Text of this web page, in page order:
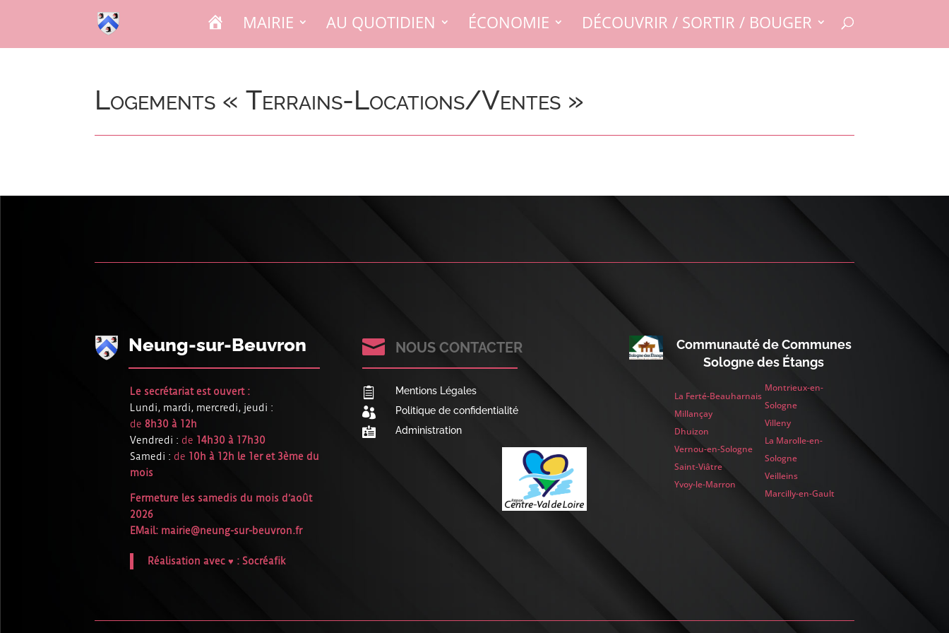
U
MAIRIE AU QUOTIDIEN ÉCONOMIE DÉCOUVRIR / SORTIR / BOUGER
Logements « Terrains-Locations/Ventes »
Neung-sur-Beuvron
Le secrétariat est ouvert :
Lundi, mardi, mercredi, jeudi :
de8h30 à 12h
Vendredi : de 14h30 à 17h30
Samedi : de 10h à 12h le 1er et 3ème du
mois
Fermeture les samedis du mois d’août
2026
EMail: mairie@neung-sur-beuvron.fr
Réalisation avec ♥ :Socréafik
 NOUS CONTACTER
 Mentions Légales
 Politique de confidentialité
 Administration
Communauté de Communes
Sologne des Étangs
La Ferté-Beauharnais
Millançay
Dhuizon
Vernou-en-Sologne
Saint-Viâtre
Yvoy-le-Marron
Montrieux-en-
Sologne
Villeny
La Marolle-en-
Sologne
Veilleins
Marcilly-en-Gault